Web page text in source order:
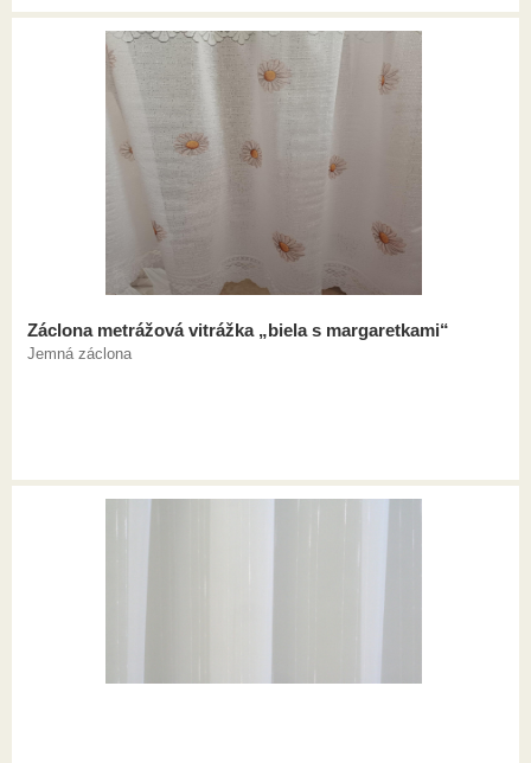
Záclona metrážová vitrážka „biela s margaretkami“
Jemná záclona